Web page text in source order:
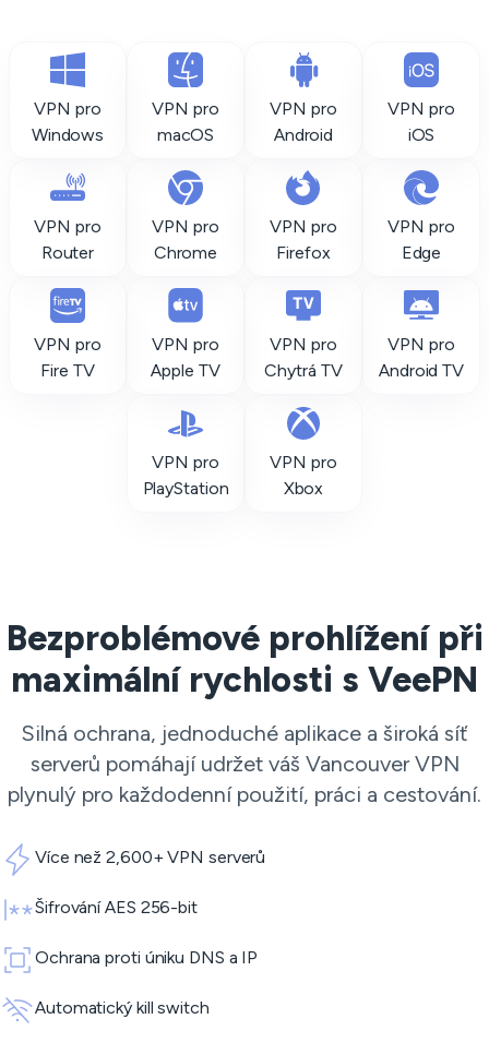
VPN pro
Windows
VPN pro
macOS
VPN pro
Android
VPN pro
iOS
VPN pro
Router
VPN pro
Chrome
VPN pro
Firefox
VPN pro
Edge
VPN pro
Fire TV
VPN pro
Apple TV
VPN pro
Chytrá TV
VPN pro
Android TV
VPN pro
PlayStation
VPN pro
Xbox
Bezproblémové prohlížení při
maximální rychlosti s VeePN
Silná ochrana, jednoduché aplikace a široká síť
serverů pomáhají udržet váš Vancouver VPN
plynulý pro každodenní použití, práci a cestování.
Více než 2,600+ VPN serverů
Šifrování AES 256-bit
Ochrana proti úniku DNS a IP
Automatický kill switch